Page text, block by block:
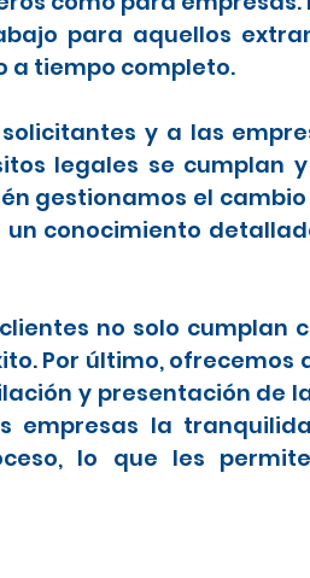
para aquellos
a tiempo completo.
y a las
legales se cumplan
gestionamos el
conocimiento
no solo cumplan
Por último,
y presentación de
empresas la
lo que les